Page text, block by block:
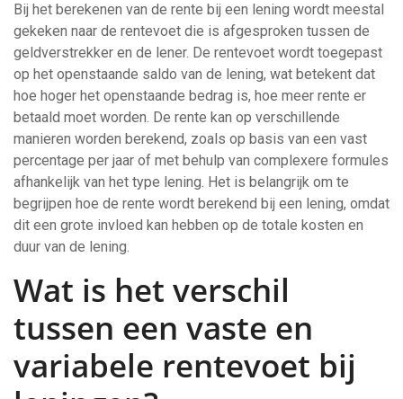
Bij het berekenen van de rente bij een lening wordt meestal
gekeken naar de rentevoet die is afgesproken tussen de
geldverstrekker en de lener. De rentevoet wordt toegepast
op het openstaande saldo van de lening, wat betekent dat
hoe hoger het openstaande bedrag is, hoe meer rente er
betaald moet worden. De rente kan op verschillende
manieren worden berekend, zoals op basis van een vast
percentage per jaar of met behulp van complexere formules
afhankelijk van het type lening. Het is belangrijk om te
begrijpen hoe de rente wordt berekend bij een lening, omdat
dit een grote invloed kan hebben op de totale kosten en
duur van de lening.
Wat is het verschil
tussen een vaste en
variabele rentevoet bij